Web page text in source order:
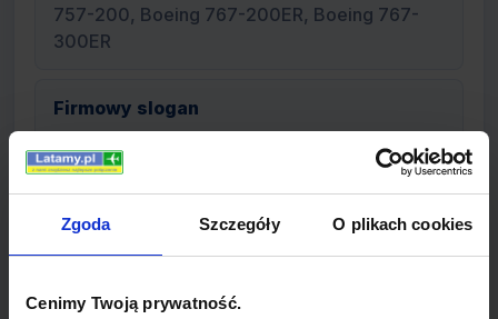
Zgoda Szczegóły O plikach cookies
Cenimy Twoją prywatność.
757-200, Boeing 767-200ER, Boeing 767-
300ER
Firmowy slogan
Built with you in mind (Zbudowane z Tobą w
myślach)
Typ linii
linie regularne